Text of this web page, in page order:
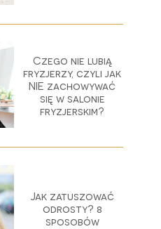
Czego nie lubią
fryzjerzy, czyli jak
NIE zachowywać
się w salonie
fryzjerskim?
Jak zatuszować
odrosty? 8
sposobów